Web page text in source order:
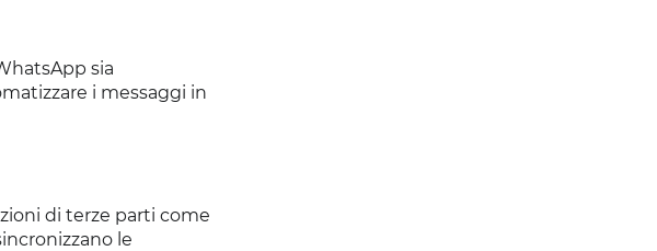
sia
i messaggi in
di terze parti come
le